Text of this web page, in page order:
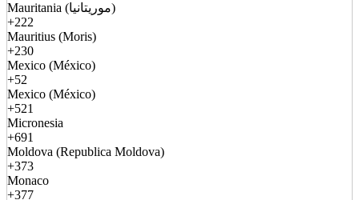
Mauritania (موريتانيا)
+222
Mauritius (Moris)
+230
Mexico (México)
+52
Mexico (México)
+521
Micronesia
+691
Moldova (Republica Moldova)
+373
Monaco
+377